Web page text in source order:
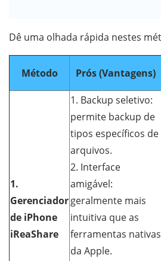
Dê uma olhada rápida nestes
Método Prós (Vantagens)
1.
Gerenciador
de iPhone
iReaShare
1. Backup seletivo:
permite backup de
tipos específicos de
arquivos.
2. Interface
amigável:
geralmente mais
intuitiva que as
ferramentas nativas
da Apple.